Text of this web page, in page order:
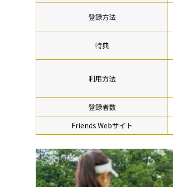
登録方法
特典
利用方法
登録者数
Friends Webサイト